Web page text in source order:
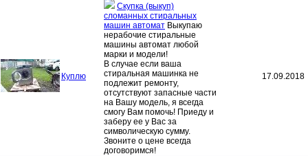
Куплю
Скупка (выкуп)
сломанных стиральных
машин автомат Выкупаю
нерабочие стиральные
машины автомат любой
марки и модели!
В случае если ваша
стиральная машинка не
подлежит ремонту,
отсутствуют запасные части
на Вашу модель, я всегда
смогу Вам помочь! Приеду и
заберу ее у Вас за
символическую сумму.
Звоните о цене всегда
договоримся!
17.09.2018